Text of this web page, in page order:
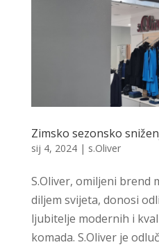
Zimsko sezonsko
sij 4, 2024| s.Oliver
S.Oliver, omiljeni brend
diljem svijeta, donosi
ljubitelje modernih i
komada. S.Oliver je